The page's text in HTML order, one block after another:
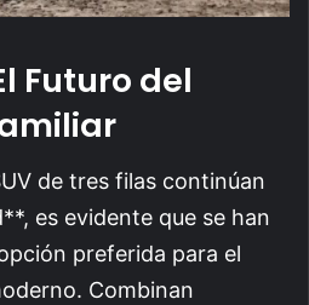
Futuro del
de tres filas continúan
es evidente que se han
preferida para el
Combinan